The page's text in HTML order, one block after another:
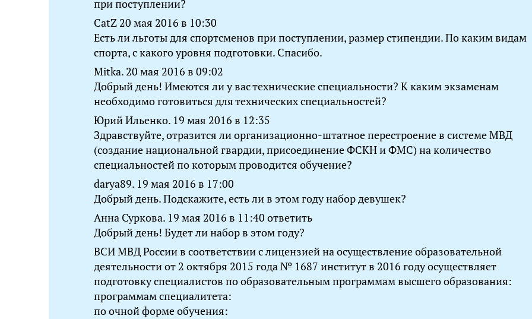
при поступлении?
CatZ 20 мая 2016 в 10:30
Есть ли льготы для спортсменов при поступлении, размер стипендии. По каким видам
спорта, с какого уровня подготовки. Спасибо.
Mitka. 20 мая 2016 в 09:02
Добрый день! Имеются ли у вас технические специальности? К каким экзаменам
необходимо готовиться для технических специальностей?
Юрий Ильенко. 19 мая 2016 в 12:35
Здравствуйте, отразится ли организационно-штатное перестроение в системе МВД
(создание национальной гвардии, присоединение ФСКН и ФМС) на количество
специальностей по которым проводится обучение?
darya89. 19 мая 2016 в 17:00
Добрый день. Подскажите, есть ли в этом году набор девушек?
Анна Суркова. 19 мая 2016 в 11:40 ответить
Добрый день! Будет ли набор в этом году?
ВСИ МВД России в соответствии с лицензией на осуществление образовательной
деятельности от 2 октября 2015 года № 1687 институт в 2016 году осуществляет
подготовку специалистов по образовательным программам высшего образования:
программам специалитета:
по очной форме обучения: